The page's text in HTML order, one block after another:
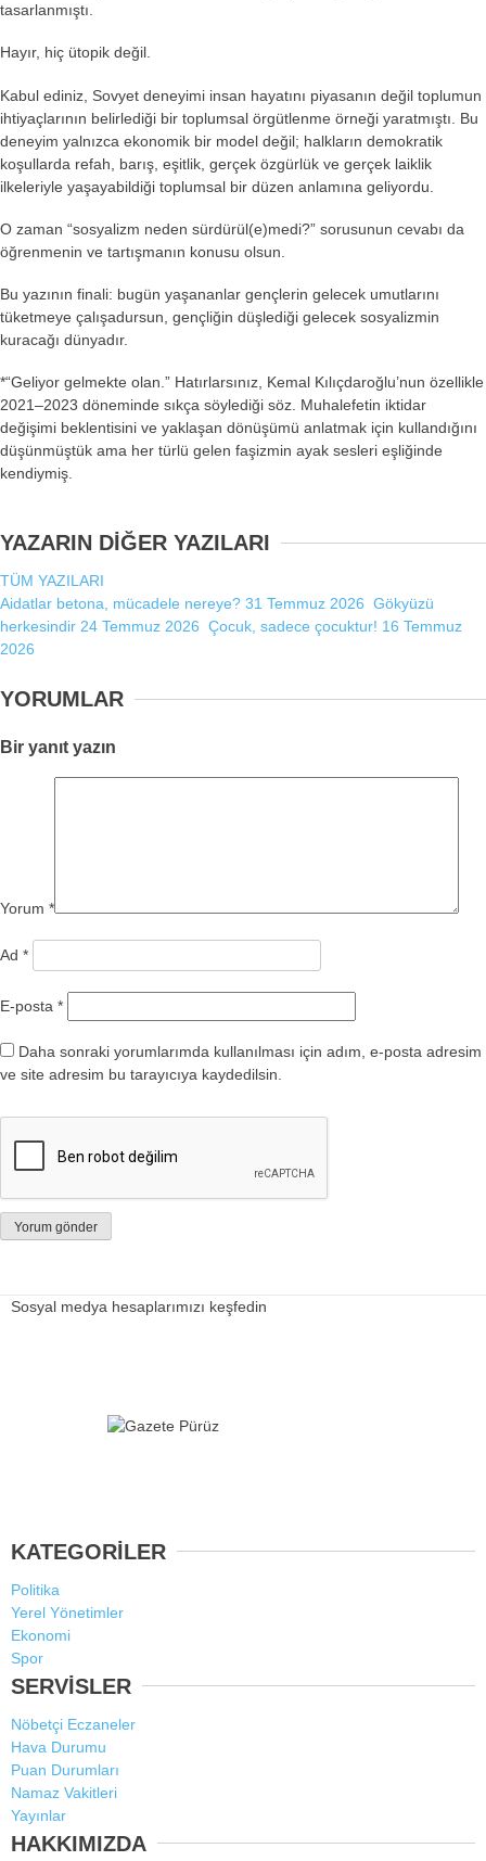
tasarlanmıştı.
Hayır, hiç ütopik değil.
Kabul ediniz, Sovyet deneyimi insan hayatını piyasanın değil toplumun
ihtiyaçlarının belirlediği bir toplumsal örgütlenme örneği yaratmıştı. Bu
deneyim yalnızca ekonomik bir model değil; halkların demokratik
koşullarda refah, barış, eşitlik, gerçek özgürlük ve gerçek laiklik
ilkeleriyle yaşayabildiği toplumsal bir düzen anlamına geliyordu.
O zaman “sosyalizm neden sürdürül(e)medi?” sorusunun cevabı da
öğrenmenin ve tartışmanın konusu olsun.
Bu yazının finali: bugün yaşananlar gençlerin gelecek umutlarını
tüketmeye çalışadursun, gençliğin düşlediği gelecek sosyalizmin
kuracağı dünyadır.
*“Geliyor gelmekte olan.” Hatırlarsınız, Kemal Kılıçdaroğlu’nun özellikle
2021–2023 döneminde sıkça söylediği söz. Muhalefetin iktidar
değişimi beklentisini ve yaklaşan dönüşümü anlatmak için kullandığını
düşünmüştük ama her türlü gelen faşizmin ayak sesleri eşliğinde
kendiymiş.
YAZARIN DİĞER YAZILARI
TÜM YAZILARI
Aidatlar betona, mücadele nereye? 31 Temmuz 2026 Gökyüzü
herkesindir 24 Temmuz 2026 Çocuk, sadece çocuktur! 16 Temmuz
2026
YORUMLAR
Bir yanıt yazın
Yorum *
Ad *
E-posta *
Daha sonraki yorumlarımda kullanılması için adım, e-posta adresim
ve site adresim bu tarayıcıya kaydedilsin.
Sosyal medya hesaplarımızı keşfedin
KATEGORİLER
Politika
Yerel Yönetimler
Ekonomi
Spor
SERVİSLER
Nöbetçi Eczaneler
Hava Durumu
Puan Durumları
Namaz Vakitleri
Yayınlar
HAKKIMIZDA